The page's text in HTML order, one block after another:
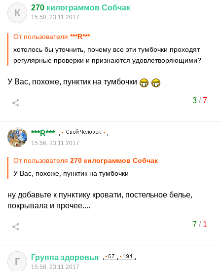
К 270 килограммов Собчак
15:50, 23.11.2017
От пользователя ***R***
хотелось бы уточнить, почему все эти тумбочки проходят
регулярные проверки и признаются удовлетворяющими?
У Вас, похоже, пунктик на тумбочки
3/7
***R***
15:56, 23.11.2017
От пользователя 270 килограммов Собчак
У Вас, похоже, пунктик на тумбочки
ну добавьте к пунктику кровати, постельное белье,
покрывала и прочее....
7/ 1
Г Группа здоровья
15:58, 23.11.2017